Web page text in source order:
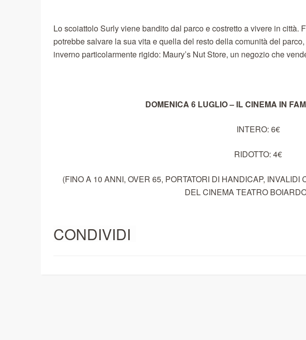
Lo scoiattolo Surly viene bandito dal parco e costretto a vivere in città.
potrebbe salvare la sua vita e quella del resto della comunità del
inverno particolarmente rigido: Maury’s Nut Store, un negozio che
DOMENICA 6 LUGLIO – IL CINEMA IN
INTERO: 6€
RIDOTTO: 4€
(FINO A 10 ANNI, OVER 65, PORTATORI DI HANDICAP, INVALIDI
DEL CINEMA TEATRO
CONDIVIDI